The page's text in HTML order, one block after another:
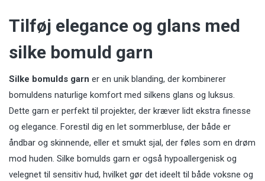
Tilføj elegance og glans med
silke bomuld garn
Silke bomulds garn er en unik blanding, der kombinerer
bomuldens naturlige komfort med silkens glans og luksus.
Dette garn er perfekt til projekter, der kræver lidt ekstra finesse
og elegance. Forestil dig en let sommerbluse, der både er
åndbar og skinnende, eller et smukt sjal, der føles som en drøm
mod huden. Silke bomulds garn er også hypoallergenisk og
velegnet til sensitiv hud, hvilket gør det ideelt til både voksne og